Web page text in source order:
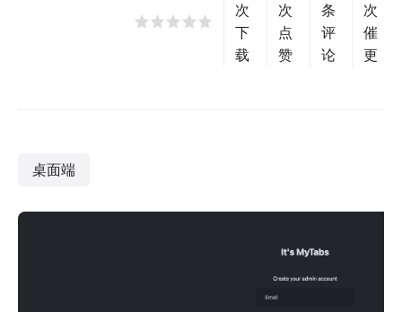
次
下
载
次
点
赞
条
评
论
次
催
更
桌面端